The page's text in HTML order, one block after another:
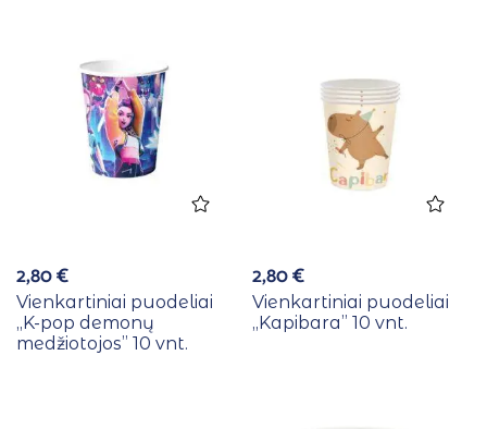
2,80€
Vienkartiniai puodeliai
,,K-pop demonų
medžiotojos” 10 vnt.
2,80€
Vienkartiniai puodeliai
,,Kapibara” 10 vnt.